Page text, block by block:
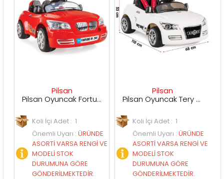
Pilsan
Pilsan Oyuncak Fortune Uzaktan Kumandalı Araba
Koli İçi Adet : 1
Önemli Uyarı:ÜRÜNDE
ASORTİ VARSA RENGİ VE
MODELİ STOK
DURUMUNA GÖRE
GÖNDERİLMEKTEDİR.
Pilsan
Pilsan Oyuncak Tery Bery Uzaktan Kumandalı Akülü Araba
Koli İçi Adet : 1
Önemli Uyarı:ÜRÜNDE
ASORTİ VARSA RENGİ VE
MODELİ STOK
DURUMUNA GÖRE
GÖNDERİLMEKTEDİR.